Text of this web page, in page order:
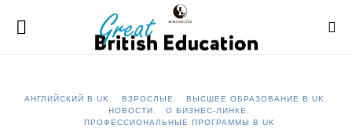
АНГЛИЙСКИЙ В UK ВЗРОСЛЫЕ
ВЫСШЕЕ ОБРАЗОВАНИЕ В UK
НОВОСТИ
О БИЗНЕС-ЛИНКЕ
ПРОФЕССИОНАЛЬНЫЕ ПРОГРАММЫ В UK